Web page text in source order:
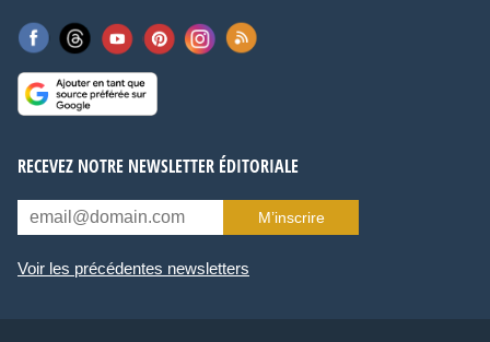
RECEVEZ NOTRE NEWSLETTER ÉDITORIALE
M’inscrire
Voir les précédentes newsletters